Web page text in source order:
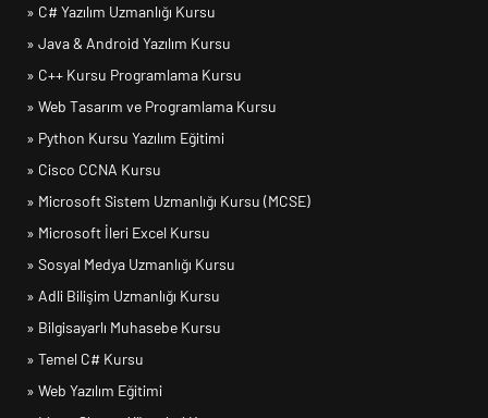
» C# Yazılım Uzmanlığı Kursu
» Java & Android Yazılım Kursu
» C++ Kursu Programlama Kursu
» Web Tasarım ve Programlama Kursu
» Python Kursu Yazılım Eğitimi
» Cisco CCNA Kursu
» Microsoft Sistem Uzmanlığı Kursu (MCSE)
» Microsoft İleri Excel Kursu
» Sosyal Medya Uzmanlığı Kursu
» Adli Bilişim Uzmanlığı Kursu
» Bilgisayarlı Muhasebe Kursu
» Temel C# Kursu
» Web Yazılım Eğitimi